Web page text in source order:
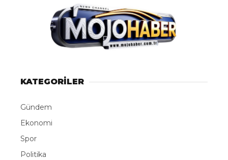
KATEGORİLER
Gündem
Ekonomi
Spor
Politika